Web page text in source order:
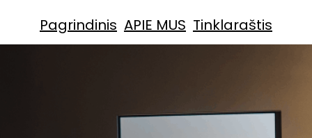
Pagrindinis APIE MUS Tinklaraštis